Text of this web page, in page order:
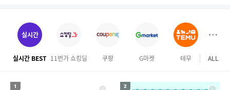
10 수향미쌀10kg특등급
11 ESSECORE KLEVV DDR4-3200 CL22 파인인포 (16GB)
12 실외기없는 에어컨 13 차량햇빛가리개
세탁기 선반 여성실내수영복
ALL
실시간
실시간 BEST 11번가 쇼킹딜 쿠팡 G마켓 테무 하이
1 2